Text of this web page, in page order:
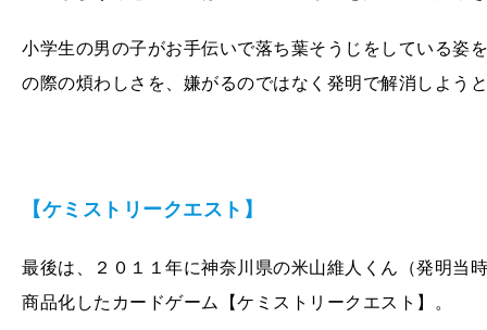
小学生の男の子がお手伝いで落ち葉そうじをしている姿
の際の煩わしさを、嫌がるのではなく発明で解消しよう
【ケミストリークエスト】
最後は、２０１１年に神奈川県の米山維人くん（発明当
商品化したカードゲーム【ケミストリークエスト】。